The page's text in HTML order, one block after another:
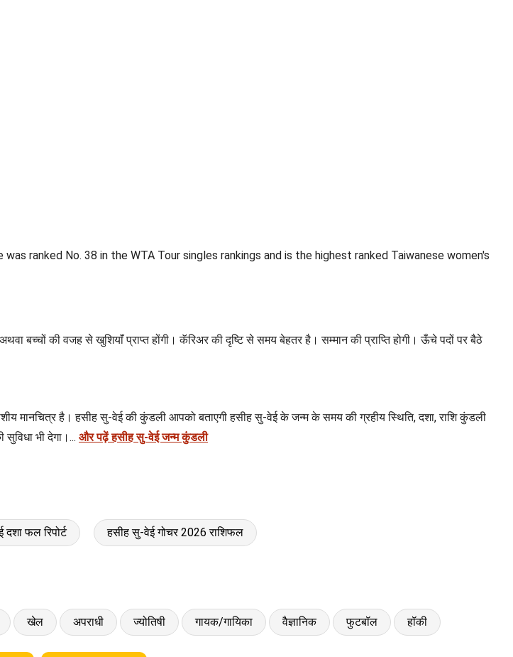
ranked No. 38 in the WTA Tour singles rankings and is the highest ranked Taiwanese women's
की वजह से खुशियाॅं प्राप्त होंगी। कॅरिअर की दृष्टि से समय बेहतर है। सम्मान की प्राप्ति होगी। ऊँचे पदों पर बैठे
है। हसीह सु-वेई की कुंडली आपको बताएगी हसीह सु-वेई के जन्म के समय की ग्रहीय स्थिति, दशा, राशि कुंडली
भी देगा।... और पढ़ें हसीह सु-वेई जन्म कुंडली
फल रिपोर्ट हसीह सु-वेई गोचर 2026 राशिफल
खेल अपराधी ज्योतिषी गायक/गायिका वैज्ञानिक फुटबॉल हॉकी